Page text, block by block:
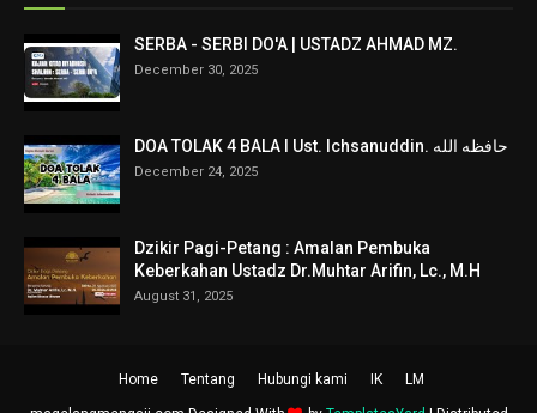
SERBA - SERBI DO'A | USTADZ AHMAD MZ.
December 30, 2025
DOA TOLAK 4 BALA I Ust. Ichsanuddin. حافظه الله
December 24, 2025
Dzikir Pagi-Petang : Amalan Pembuka
Keberkahan Ustadz Dr.Muhtar Arifin, Lc., M.H
August 31, 2025
Home Tentang Hubungi kami IK LM